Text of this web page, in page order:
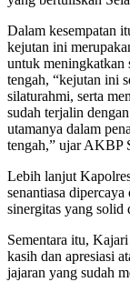
Dalam kesempatan
kejutan ini
untuk meningkatkan
tengah, “kejutan ini
silaturahmi, serta
sudah terjalin
utamanya dalam
tengah,” ujar AKBP
Lebih lanjut
senantiasa
sinergitas yang solid
Sementara itu,
kasih dan apresiasi
jajaran yang sudah